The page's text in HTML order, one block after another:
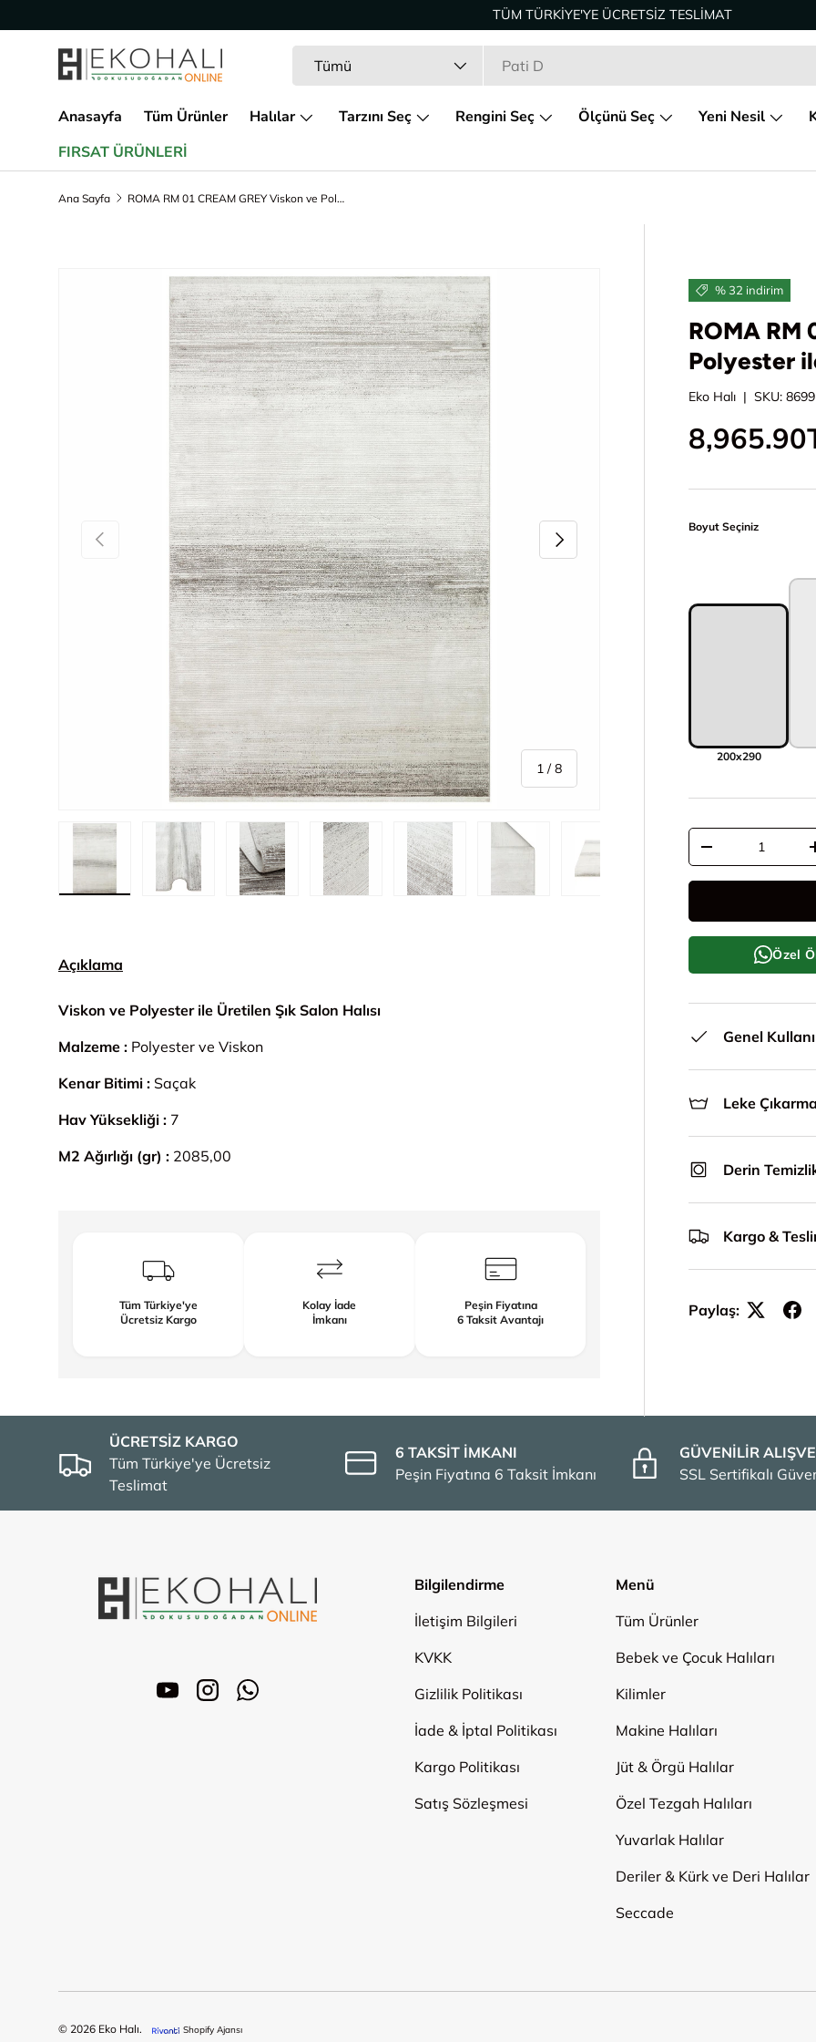
İçeriğe geç
TÜM TÜRKİYE'YE ÜCRETSİZ TESLİMAT
Tümü
Anasayfa Tüm Ürünler Halılar Tarzını Seç Rengini Seç Ölçünü Seç Yeni Nesil
FIRSAT ÜRÜNLERİ
Ana Sayfa ROMA RM 01 CREAM GREY Viskon ve Polyester ile Üretilen Şık Salon Halısı
Ürün bilgisine geç
Önceki
1 //8
Sonraki
8. görseli galeri
% 32 indirim
ROMA RM
Polyester
Eko Halı |SKU:
İndirimli
Boyut Seçiniz
200x290
Adet
Adeti azalt
Özel
Genel
Leke Çıkarma
Derin
Kargo &
Paylaş:
Açıklama
Viskon ve Polyester ile Üretilen Şık Salon Halısı
Malzeme : Polyester ve Viskon
Kenar Bitimi : Saçak
Hav Yüksekliği : 7
M2 Ağırlığı (gr) : 2085,00
Tüm Türkiye'ye
Ücretsiz Kargo
Kolay İade
İmkanı
Peşin Fiyatına
6 Taksit Avantajı
ÜCRETSİZ KARGO
Tüm Türkiye'ye Ücretsiz
Teslimat
6 TAKSİT İMKANI
Peşin Fiyatına 6 Taksit İmkanı
GÜVENİLİR
SSL Sertifikalı
YouTubeInstagramWhatsApp
Bilgilendirme
İletişim Bilgileri
KVKK
Gizlilik Politikası
İade & İptal Politikası
Kargo Politikası
Satış Sözleşmesi
Menü
Tüm Ürünler
Bebek ve Çocuk Halıları
Kilimler
Makine Halıları
Jüt & Örgü Halılar
Özel Tezgah Halıları
Yuvarlak Halılar
Deriler & Kürk ve Deri Halılar
Seccade
© 2026 Eko Halı. Shopify Ajansı